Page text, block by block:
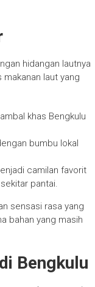
hidangan lautnya
makanan laut yang
khas Bengkulu
bumbu lokal
camilan favorit
pantai.
sensasi rasa yang
bahan yang masih
Bengkulu